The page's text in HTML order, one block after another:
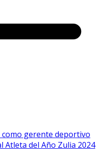
como gerente deportivo
Atleta del Año Zulia 2024